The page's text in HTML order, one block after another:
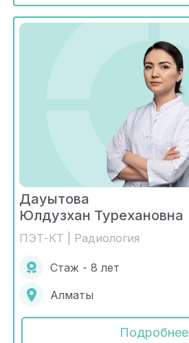
Дауытова
Юлдузхан Турехановна
ПЭТ-КТ | Радиология
Стаж - 8 лет
Алматы
Подробнее